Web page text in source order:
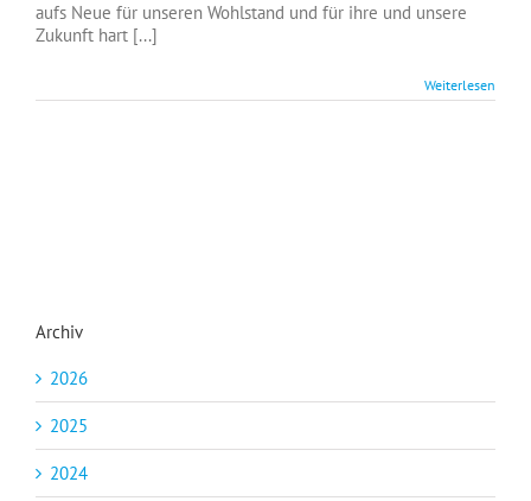
aufs Neue für unseren Wohlstand und für ihre und unsere
Zukunft hart [...]
Weiterlesen
Archiv
2026
2025
2024